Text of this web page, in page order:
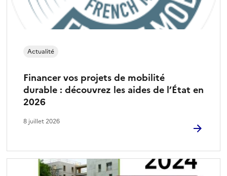
Financer vos projets de mobilité
durable : découvrez les aides de l’État en
2026
Actualité
8 juillet 2026